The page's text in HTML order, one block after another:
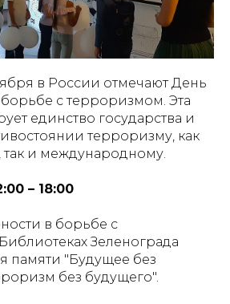
в России отмечают День
с терроризмом. Эта
единство государства и
терроризму, как
и международному.
– 18:00
в борьбе с
Зеленограда
памяти "Будущее без
без будущего".